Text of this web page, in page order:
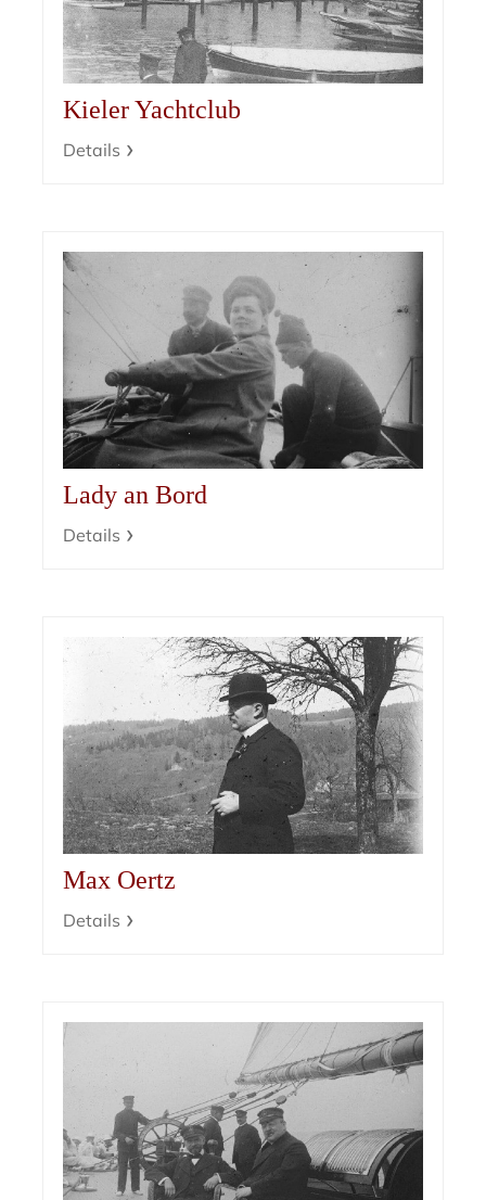
Kieler Yachtclub
Details
Lady an Bord
Details
Max Oertz
Details